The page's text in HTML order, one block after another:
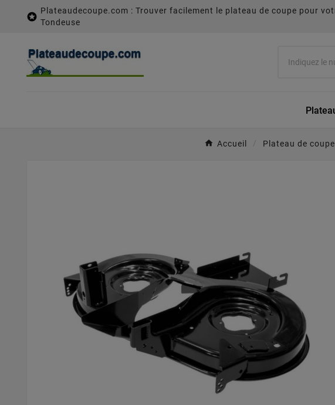

Plateaudecoupe.com : Trouver facilement le plateau de coupe pour
Tondeuse
Accueil Plateau de coupe